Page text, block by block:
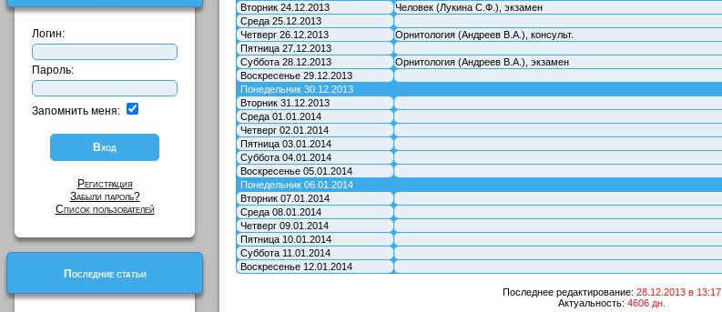
Логин:
Пароль:
Запомнить меня:
Регистрация
Забыли пароль?
Список пользователей
Последние статьи
Вторник 24.12.2013
Человек (Лукина С.Ф.), экзамен
Среда 25.12.2013
Четверг 26.12.2013
Орнитология (Андреев В.А.), консульт.
Пятница 27.12.2013
Суббота 28.12.2013
Орнитология (Андреев В.А.), экзамен
Воскресенье 29.12.2013
Понедельник 30.12.2013
Вторник 31.12.2013
Среда 01.01.2014
Четверг 02.01.2014
Пятница 03.01.2014
Суббота 04.01.2014
Воскресенье 05.01.2014
Понедельник 06.01.2014
Вторник 07.01.2014
Среда 08.01.2014
Четверг 09.01.2014
Пятница 10.01.2014
Суббота 11.01.2014
Воскресенье 12.01.2014
Последнее редактирование: 28.12.2013 в 13:17
Актуальность: 4606 дн.